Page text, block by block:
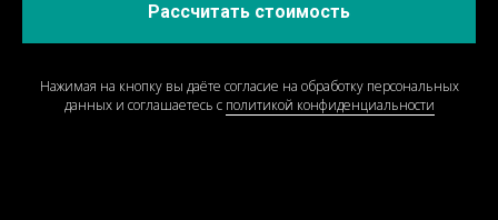
Рассчитать стоимость
Нажимая на кнопку вы даёте согласие на обработку персональных
данных и соглашаетесь c политикой конфиденциальности